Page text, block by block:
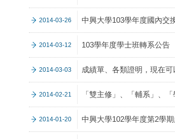
2014-03-26 中興大學103學年度國內交
2014-03-12 103學年度學士班轉系公告
2014-03-03 成績單、各類證明，現在可
2014-02-21 「雙主修」、「輔系」、
2014-01-20 中興大學102學年度第2學